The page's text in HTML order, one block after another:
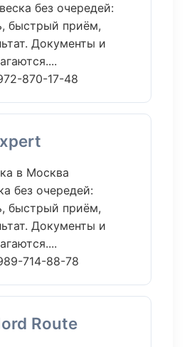
без очередей:
быстрый приём,
Документы и
870-17-48
в Москва
без очередей:
быстрый приём,
Документы и
714-88-78
Route